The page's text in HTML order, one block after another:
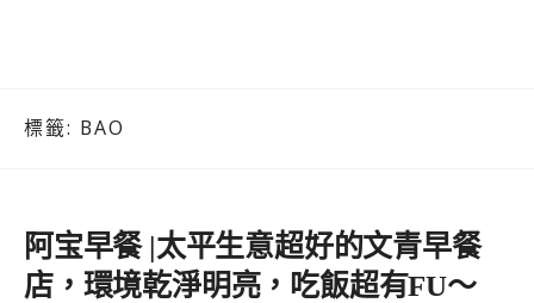
標籤: BAO
阿宝早餐 |太平生意超好的文青早餐
店，環境乾淨明亮，吃飯超有FU～